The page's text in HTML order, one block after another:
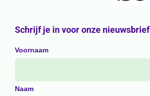
Schrijf je in voor onze nieuwsbrief
Voornaam
Naam